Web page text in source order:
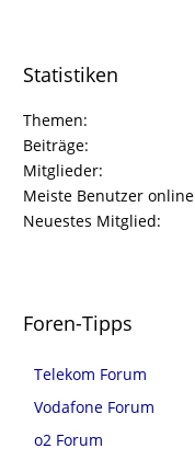
Statistiken
Themen
Beiträge
Mitglieder
Meiste Benutzer online
Neuestes Mitglied
Foren-Tipps
Telekom Forum
Vodafone Forum
o2 Forum